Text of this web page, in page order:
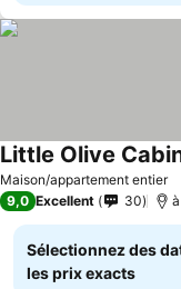
Maison/appartement entier
Little Olive
9,0 Excellent 30
Sélectionnez des
les prix exacts